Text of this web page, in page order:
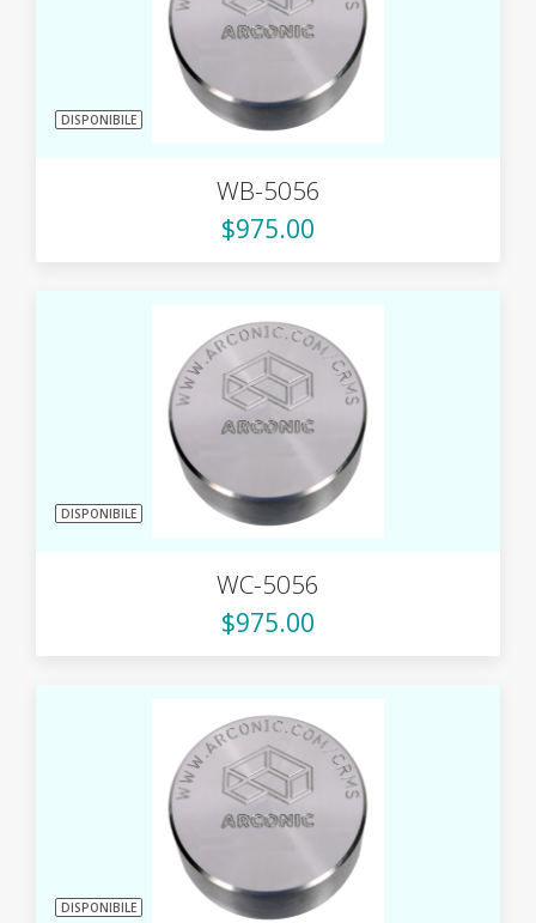
DISPONIBILE
WB-5056
$975.00
DISPONIBILE
WC-5056
$975.00
DISPONIBILE